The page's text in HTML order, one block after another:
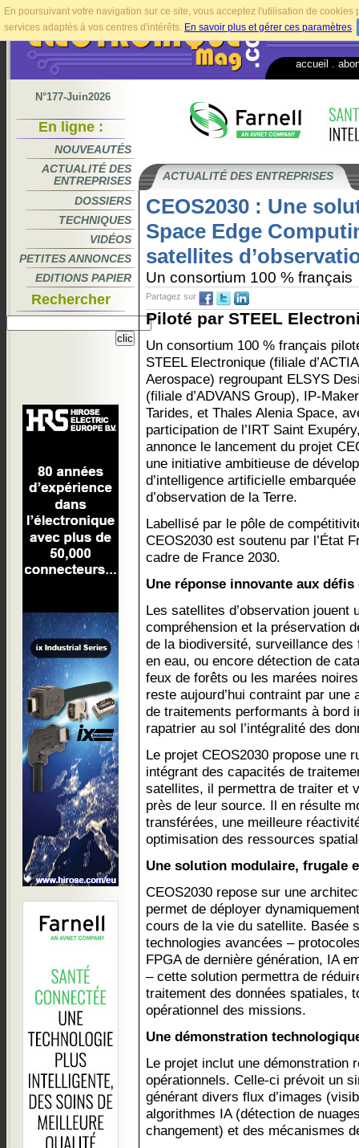
En poursuivant votre navigation sur ce site, vous acceptez l'utilisation de
services adaptés à vos centres d'intérêts. En savoir plus et gérer ces paramètres.
accueil
N°177-Juin2026
En ligne :
NOUVEAUTÉS
ACTUALITÉ DES
ENTREPRISES
DOSSIERS
TECHNIQUES
VIDÉOS
PETITES ANNONCES
EDITIONS PAPIER
Rechercher
ACTUALITÉ DES ENTREPRISES
CEOS2030 : Une
Space Edge
satellites
Un consortium 100 % français
Partagez sur
Piloté par STEEL
Un consortium 100 % français
STEEL Electronique (filiale d’ACTIA
Aerospace) regroupant ELSYS
(filiale d’ADVANS Group), IP-
Tarides, et Thales Alenia Space,
participation de l’IRT Saint
annonce le lancement du projet
une initiative ambitieuse de
d’intelligence artificielle
d’observation de la Terre.
Labellisé par le pôle de
CEOS2030 est soutenu par l’État
cadre de France 2030.
Une réponse innovante aux
Les satellites d’observation jouent
compréhension et la préservation
de la biodiversité, surveillance
en eau, ou encore détection de
feux de forêts ou les marées
reste aujourd’hui contraint par une
de traitements performants à bord
rapatrier au sol l’intégralité des
Le projet CEOS2030 propose une
intégrant des capacités de
satellites, il permettra de traiter et
près de leur source. Il en résulte
transférées, une meilleure
optimisation des ressources
Une solution modulaire, frugale
CEOS2030 repose sur une
permet de déployer
cours de la vie du satellite. Basée
technologies avancées –
FPGA de dernière génération, IA
– cette solution permettra de
traitement des données spatiales,
opérationnel des missions.
Une démonstration
Le projet inclut une démonstration
opérationnels. Celle-ci prévoit un
générant divers flux d’images
algorithmes IA (détection de
changement) et des mécanismes